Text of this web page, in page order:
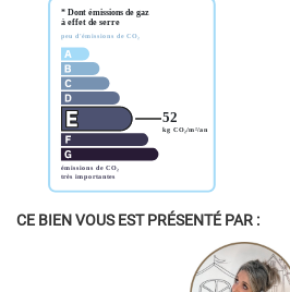
CE BIEN VOUS EST PRÉSENTÉ PAR :